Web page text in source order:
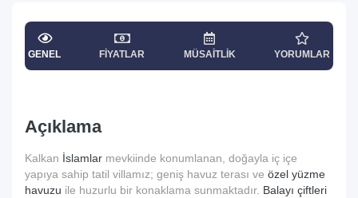
GENEL FIYATLAR MÜSAITLIK YORUMLAR
Açıklama
Kalkan İslamlar mevkiinde konumlanan, doğayla iç içe
yapıya sahip tatil villamız; geniş havuz terası ve özel yüzme
havuzu ile huzurlu bir konaklama sunmaktadır. Balayı çiftleri